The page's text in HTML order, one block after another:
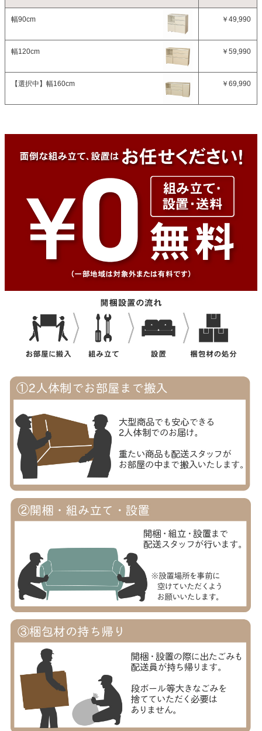
幅90cm ￥49,990
幅120cm ￥59,990
【選択中】 幅160cm ￥69,990